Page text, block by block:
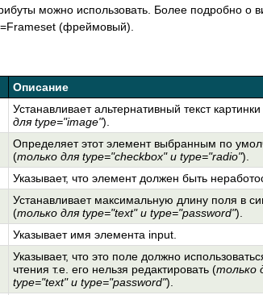
можно использовать. Более подробно о
(фреймовый).
Описание
Устанавливает альтернативный текст
для type="image").
Определяет этот элемент выбранным по
(только для type="checkbox" и type="radio").
Указывает, что элемент должен быть
Устанавливает максимальную длину поля в
(только для type="text" и type="password").
Указывает имя элемента input.
Указывает, что это поле должно
чтения т.е. его нельзя редактировать (только
type="text" и type="password").